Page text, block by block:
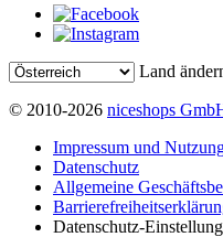
Land
© 2010-2026 niceshops
Impressum und
Datenschutz
Allgemeine
Datenschutz-